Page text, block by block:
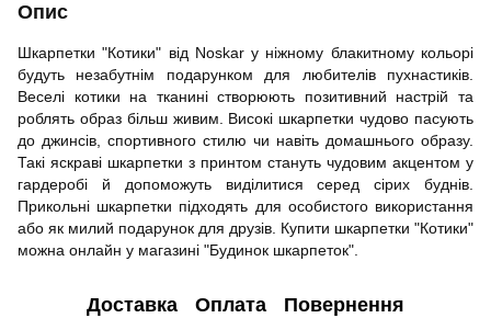
Опис
Шкарпетки "Котики" від Noskar у ніжному блакитному кольорі
будуть незабутнім подарунком для любителів пухнастиків.
Веселі котики на тканині створюють позитивний настрій та
роблять образ більш живим. Високі шкарпетки чудово пасують
до джинсів, спортивного стилю чи навіть домашнього образу.
Такі яскраві шкарпетки з принтом стануть чудовим акцентом у
гардеробі й допоможуть виділитися серед сірих буднів.
Прикольні шкарпетки підходять для особистого використання
або як милий подарунок для друзів. Купити шкарпетки "Котики"
можна онлайн у магазині "Будинок шкарпеток".
Доставка Оплата Повернення